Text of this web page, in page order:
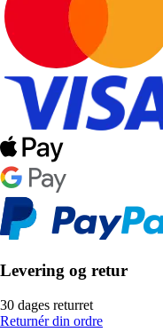
Levering og retur
30 dages returret
Returnér din ordre